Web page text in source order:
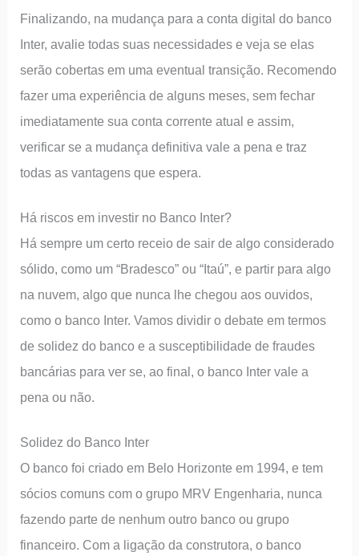
Finalizando, na mudança para a conta digital do banco
Inter, avalie todas suas necessidades e veja se elas
serão cobertas em uma eventual transição. Recomendo
fazer uma experiência de alguns meses, sem fechar
imediatamente sua conta corrente atual e assim,
verificar se a mudança definitiva vale a pena e traz
todas as vantagens que espera.
Há riscos em investir no Banco Inter?
Há sempre um certo receio de sair de algo considerado
sólido, como um “Bradesco” ou “Itaú”, e partir para algo
na nuvem, algo que nunca lhe chegou aos ouvidos,
como o banco Inter. Vamos dividir o debate em termos
de solidez do banco e a susceptibilidade de fraudes
bancárias para ver se, ao final, o banco Inter vale a
pena ou não.
Solidez do Banco Inter
O banco foi criado em Belo Horizonte em 1994, e tem
sócios comuns com o grupo MRV Engenharia, nunca
fazendo parte de nenhum outro banco ou grupo
financeiro. Com a ligação da construtora, o banco